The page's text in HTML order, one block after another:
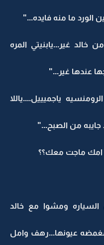
الورد ما منه فايده..."
خالد غير...يابنيتي المره
عندها غير..."
ياجميييل....ياللا
جايبه من الصبح..."
ماجت معك؟؟
ومشوا مع خالد
عيونها...رهف وامل